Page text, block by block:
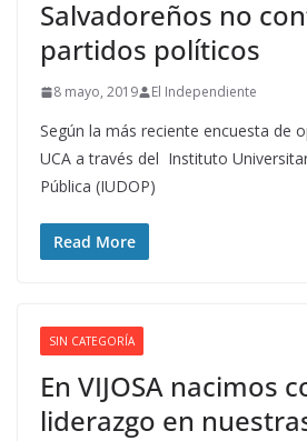
Salvadoreños no
partidos políticos
8 mayo, 2019 El Independiente
Según la más reciente encuesta de
UCA a través del Instituto
Pública (IUDOP)
Read More
SIN CATEGORÍA
En VIJOSA nacimos
liderazgo en